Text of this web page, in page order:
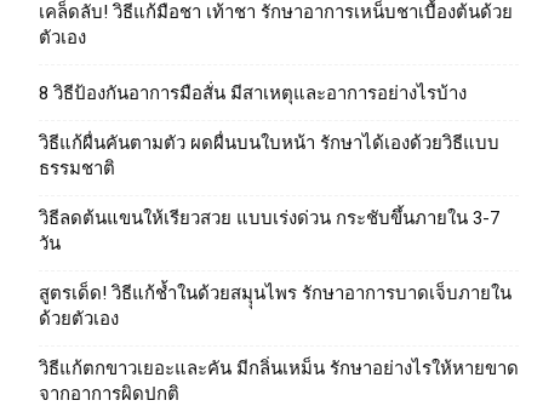
เคล็ดลับ! วิธีแก้มือชา เท้าชา รักษาอาการเหน็บชาเบื้องต้นด้วย
ตัวเอง
8 วิธีป้องกันอาการมือสั่น มีสาเหตุและอาการอย่างไรบ้าง
วิธีแก้ผื่นคันตามตัว ผดผื่นบนใบหน้า รักษาได้เองด้วยวิธีแบบ
ธรรมชาติ
วิธีลดต้นแขนให้เรียวสวย แบบเร่งด่วน กระชับขึ้นภายใน 3-7
วัน
สูตรเด็ด! วิธีแก้ช้ำในด้วยสมุุนไพร รักษาอาการบาดเจ็บภายใน
ด้วยตัวเอง
วิธีแก้ตกขาวเยอะและคัน มีกลิ่นเหม็น รักษาอย่างไรให้หายขาด
จากอาการผิดปกติ